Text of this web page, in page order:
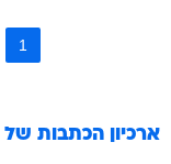
1
ארכיון הכתבות של